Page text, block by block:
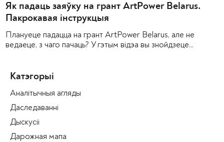
Як падаць заяўку на грант ArtPower Belarus.
Пакрокавая інструкцыя
Плануеце падацца на грант ArtPower Belarus, але не
ведаеце, з чаго пачаць? У гэтым відэа вы знойдзеце...
Катэгорыі
Аналітычныя агляды
Даследаванні
Дыскусіі
Дарожная мапа